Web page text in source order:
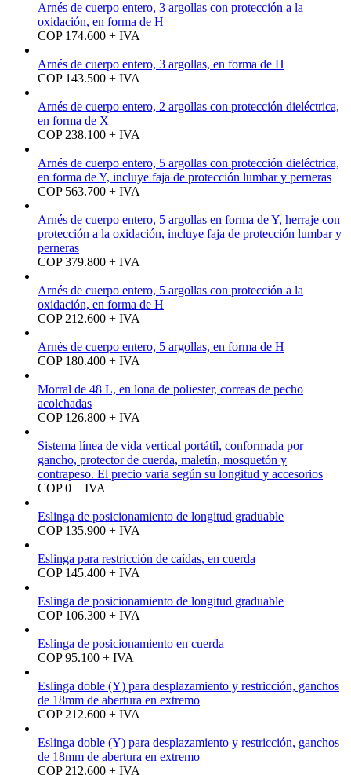
Arnés de cuerpo entero, 3 argollas con protección a la
oxidación, en forma de H
COP 174.600 + IVA
Arnés de cuerpo entero, 3 argollas, en forma de H
COP 143.500 + IVA
Arnés de cuerpo entero, 2 argollas con protección dieléctrica,
en forma de X
COP 238.100 + IVA
Arnés de cuerpo entero, 5 argollas con protección dieléctrica,
en forma de Y, incluye faja de protección lumbar y perneras
COP 563.700 + IVA
Arnés de cuerpo entero, 5 argollas en forma de Y, herraje con
protección a la oxidación, incluye faja de protección lumbar y
perneras
COP 379.800 + IVA
Arnés de cuerpo entero, 5 argollas con protección a la
oxidación, en forma de H
COP 212.600 + IVA
Arnés de cuerpo entero, 5 argollas, en forma de H
COP 180.400 + IVA
Morral de 48 L, en lona de poliester, correas de pecho
acolchadas
COP 126.800 + IVA
Sistema línea de vida vertical portátil, conformada por
gancho, protector de cuerda, maletín, mosquetón y
contrapeso. El precio varia según su longitud y accesorios
COP 0 + IVA
Eslinga de posicionamiento de longitud graduable
COP 135.900 + IVA
Eslinga para restricción de caídas, en cuerda
COP 145.400 + IVA
Eslinga de posicionamiento de longitud graduable
COP 106.300 + IVA
Eslinga de posicionamiento en cuerda
COP 95.100 + IVA
Eslinga doble (Y) para desplazamiento y restricción, ganchos
de 18mm de abertura en extremo
COP 212.600 + IVA
Eslinga doble (Y) para desplazamiento y restricción, ganchos
de 18mm de abertura en extremo
COP 212.600 + IVA